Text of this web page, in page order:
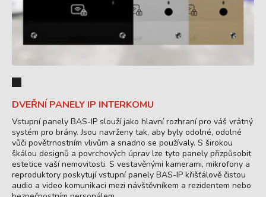
DVEŘNÍ PANELY IP INTERKOMU
Vstupní panely BAS-IP slouží jako hlavní rozhraní pro váš vrátný
systém pro brány. Jsou navrženy tak, aby byly odolné, odolné
vůči povětrnostním vlivům a snadno se používaly. S širokou
škálou designů a povrchových úprav lze tyto panely přizpůsobit
estetice vaší nemovitosti. S vestavěnými kamerami, mikrofony a
reproduktory poskytují vstupní panely BAS-IP křišťálově čistou
audio a video komunikaci mezi návštěvníkem a rezidentem nebo